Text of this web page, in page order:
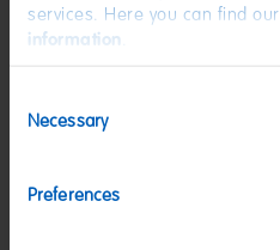
services. Here you can find our
information
Selection
Necessary
Preferences
Nährwerte
Kohlenhydrate: